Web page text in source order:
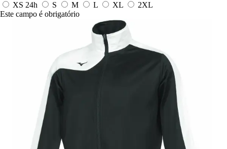
XS 24h S M L XL
2XL
Este campo é obrigatório